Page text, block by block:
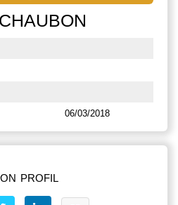
06/03/2018
profil